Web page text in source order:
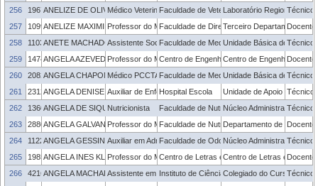
256
1967044ANELIZE DE OLIVEIRA CAMPELLO
Médico Veterinário PCCTAEFaculdade de VeterináriaLaboratório Regional de
Técnico
257
1099495ANELIZE MAXIMILA CORREAProfessor do Magistério Superior
Faculdade de DireitoTerceiro Departamento
Docente
258
1103268ANETE MACHADO BERTONI
Assistente SocialFaculdade de MedicinaUnidade Básica de Saúde
Técnico
259
1474285ANGELA AZEVEDO DE AZEVEDOProfessor do Magistério Superior
Centro de EngenhariasCentro de Engenharias
Docente
260
2082305ANGELA CHAPON CORDEIRO MADEIRA
Médico PCCTAEFaculdade de MedicinaUnidade Básica de Saúde -
Técnico
261
2312950ANGELA DENISE DEVANTIER
Auxiliar de EnfermagemHospital Escola Unidade de Apoio aoTécnico
262
1360429ANGELA DE SIQUEIRA CAMEJO
Nutricionista Faculdade de NutriçãoNúcleo Administrativo - FN
Técnico
263
2880143ANGELA GALVAN DE LIMAProfessor do Magistério Superior
Faculdade de NutriçãoDepartamento de Nutrição
Docente
264
1122412ANGELA GESSINGER FERREIRA
Auxiliar em AdministraçãoFaculdade de OdontologiaNúcleo Administrativo - FO
Técnico
265
1985310ANGELA INES KLEINProfessor do Magistério Superior
Centro de Letras e Comunicação
Centro de Letras eDocente
266
421690ANGELA MACHADO TAVARESAssistente em AdministraçãoInstituto de Ciências HumanasColegiado do Curso de
Técnico